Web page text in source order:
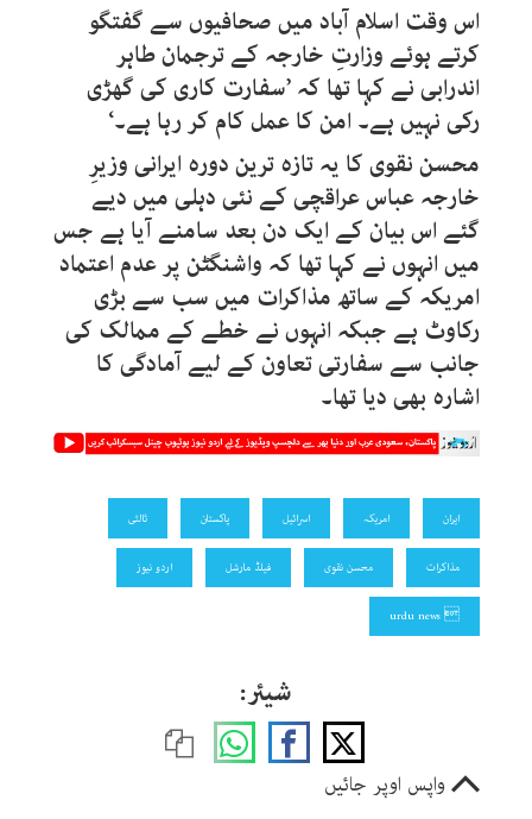
اس وقت اسلام آباد میں صحافیوں سے گفتگو
کرتے ہوئے وزارتِ خارجہ کے ترجمان طاہر
اندرابی نے کہا تھا کہ ’سفارت کاری کی گھڑی
رکی نہیں ہے۔ امن کا عمل کام کر رہا ہے۔‘
محسن نقوی کا یہ تازہ ترین دورہ ایرانی وزیرِ
خارجہ عباس عراقچی کے نئی دہلی میں دیے
گئے اس بیان کے ایک دن بعد سامنے آیا ہے جس
میں انہوں نے کہا تھا کہ واشنگٹن پر عدم اعتماد
امریکہ کے ساتھ مذاکرات میں سب سے بڑی
رکاوٹ ہے جبکہ انہوں نے خطے کے ممالک کی
جانب سے سفارتی تعاون کے لیے آمادگی کا
اشارہ بھی دیا تھا۔
ایران امریکہ اسرائیل پاکستان ثالثی
مذاکرات محسن نقوی فیلڈ مارشل اردو نیوز
 urdu news
شیئر:
واپس اوپر جائیں